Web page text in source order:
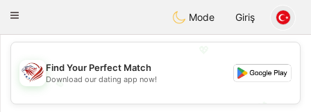
Dating
Toggle
Mode Giriş
💖
💕
Find Your Perfect Match
Download our dating app now!